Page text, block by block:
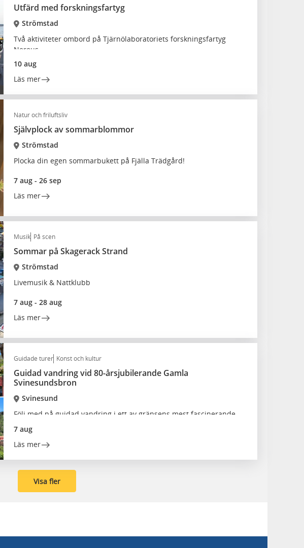
Utfärd med forskningsfartyg
Strömstad
Två aktiviteter ombord på Tjärnölaboratoriets forskningsfartyg
Nereus
10 aug
Läs mer
Natur och friluftsliv
Självplock av sommarblommor
Strömstad
Plocka din egen sommarbukett på Fjälla Trädgård!
7 aug - 26 sep
Läs mer
Musik På scen
Sommar på Skagerack Strand
Strömstad
Livemusik & Nattklubb
7 aug - 28 aug
Läs mer
Guidade turer Konst och kultur
Guidad vandring vid 80-årsjubilerande Gamla
Svinesundsbron
Svinesund
Följ med på guidad vandring i ett av gränsens mest fascinerande
landskap.
7 aug
Läs mer
Visa fler